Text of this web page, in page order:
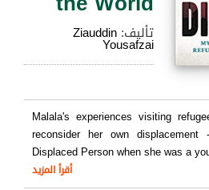
تأليف:Ziauddin
Yousafzai
Malala's experiences visiting
reconsider her own
Displaced Person when she was a
أقرأ المزيد